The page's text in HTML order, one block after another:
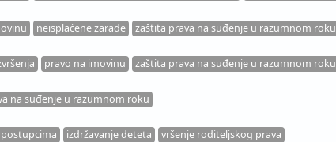
neisplaćene zarade zaštita prava na suđenje u razumnom roku
pravo na imovinu zaštita prava na suđenje u razumnom roku
na suđenje u razumnom roku
izdržavanje deteta
vršenje roditeljskog prava